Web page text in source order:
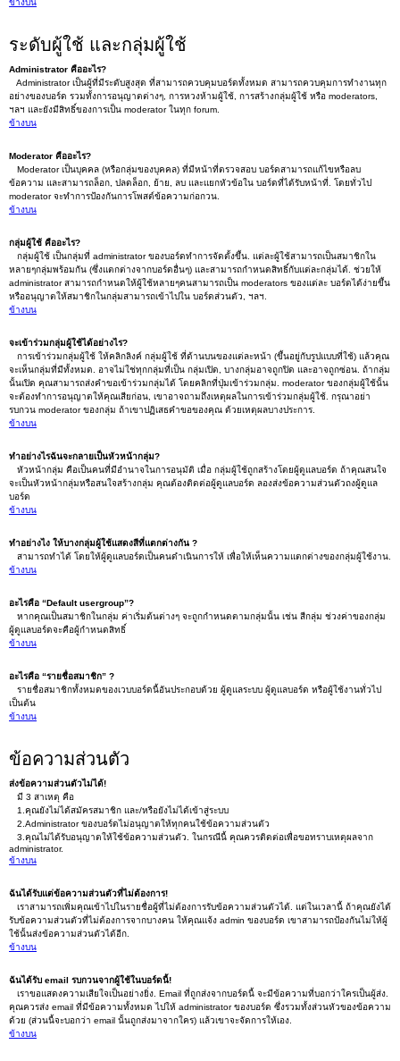
ข้างบน
ระดับผู้ใช้ และกลุ่มผู้ใช้
Administrator คืออะไร?
Administrator เป็นผู้ที่มีระดับสูงสุด ที่สามารถควบคุมบอร์ดทั้งหมด สามารถควบคุมการทำงานทุก
อย่างของบอร์ด รวมทั้งการอนุญาตต่างๆ, การหวงห้ามผู้ใช้, การสร้างกลุ่มผู้ใช้ หรือ moderators,
ฯลฯ และยังมีสิทธิ์ของการเป็น moderator ในทุก forum.
ข้างบน
Moderator คืออะไร?
Moderator เป็นบุคคล (หรือกลุ่มของบุคคล) ที่มีหน้าที่ตรวจสอบ บอร์ดสามารถแก้ไขหรือลบ
ข้อความ และสามารถล็อก, ปลดล็อก, ย้าย, ลบ และแยกหัวข้อใน บอร์ดที่ได้รับหน้าที่. โดยทั่วไป
moderator จะทำการป้องกันการโพสต์ข้อความก่อกวน.
ข้างบน
กลุ่มผู้ใช้ คืออะไร?
กลุ่มผู้ใช้ เป็นกลุ่มที่ administrator ของบอร์ดทำการจัดตั้งขึ้น. แต่ละผู้ใช้สามารถเป็นสมาชิกใน
หลายๆกลุ่มพร้อมกัน (ซึ่งแตกต่างจากบอร์ดอื่นๆ) และสามารถกำหนดสิทธิ์กับแต่ละกลุ่มได้. ช่วยให้
administrator สามารถกำหนดให้ผู้ใช้หลายๆคนสามารถเป็น moderators ของแต่ละ บอร์ดได้ง่ายขึ้น
หรืออนุญาตให้สมาชิกในกลุ่มสามารถเข้าไปใน บอร์ดส่วนตัว, ฯลฯ.
ข้างบน
จะเข้าร่วมกลุ่มผู้ใช้ได้อย่างไร?
การเข้าร่วมกลุ่มผู้ใช้ ให้คลิกลิงค์ กลุ่มผู้ใช้ ที่ด้านบนของแต่ละหน้า (ขึ้นอยู่กับรูปแบบที่ใช้) แล้วคุณ
จะเห็นกลุ่มที่มีทั้งหมด. อาจไม่ใช่ทุกกลุ่มที่เป็น กลุ่มเปิด, บางกลุ่มอาจถูกปิด และอาจถูกซ่อน. ถ้ากลุ่ม
นั้นเปิด คุณสามารถส่งคำขอเข้าร่วมกลุ่มได้ โดยคลิกที่ปุ่มเข้าร่วมกลุ่ม. moderator ของกลุ่มผู้ใช้นั้น
จะต้องทำการอนุญาตให้คุณเสียก่อน, เขาอาจถามถึงเหตุผลในการเข้าร่วมกลุ่มผู้ใช้. กรุณาอย่า
รบกวน moderator ของกลุ่ม ถ้าเขาปฏิเสธคำขอของคุณ ด้วยเหตุผลบางประการ.
ข้างบน
ทำอย่างไรฉันจะกลายเป็นหัวหน้ากลุ่ม?
หัวหน้ากลุ่ม คือเป็นคนที่มีอำนาจในการอนุมัติ เมื่อ กลุ่มผู้ใช้ถูกสร้างโดยผู้ดูแลบอร์ด ถ้าคุณสนใจ
จะเป็นหัวหน้ากลุ่มหรือสนใจสร้างกลุ่ม คุณต้องติดต่อผู้ดูแลบอร์ด ลองส่งข้อความส่วนตัวถงผู้ดูแล
บอร์ด
ข้างบน
ทำอย่างไง ให้บางกลุ่มผู้ใช้แสดงสีที่แตกต่างกัน ?
สามารถทำได้ โดยให้ผู้ดูแลบอร์ดเป็นคนดำเนินการให้ เพื่อให้เห็นความแตกต่างของกลุ่มผู้ใช้งาน.
ข้างบน
อะไรคือ “Default usergroup”?
หากคุณเป็นสมาชิกในกลุ่ม ค่าเริ่มต้นต่างๆ จะถูกกำหนดตามกลุ่มนั้น เช่น สีกลุ่ม ช่วงค่าของกลุ่ม
ผู้ดูแลบอร์ดจะคือผู้กำหนดสิทธิ์
ข้างบน
อะไรคือ “รายชื่อสมาชิก” ?
รายชื่อสมาชิกทั้งหมดของเวบบอร์ดนี้อันประกอบด้วย ผู้ดูแลระบบ ผู้ดูแลบอร์ด หรือผู้ใช้งานทั่วไป
เป็นต้น
ข้างบน
ข้อความส่วนตัว
ส่งข้อความส่วนตัวไม่ได้!
มี 3 สาเหตุ คือ
1.คุณยังไม่ได้สมัครสมาชิก และ/หรือยังไม่ได้เข้าสู่ระบบ
2.Administrator ของบอร์ดไม่อนุญาตให้ทุกคนใช้ข้อความส่วนตัว
3.คุณไม่ได้รับอนุญาตให้ใช้ข้อความส่วนตัว. ในกรณีนี้ คุณควรติดต่อเพื่อขอทราบเหตุผลจาก
administrator.
ข้างบน
ฉันได้รับแต่ข้อความส่วนตัวที่ไม่ต้องการ!
เราสามารถเพิ่มคุณเข้าไปในรายชื่อผู้ที่ไม่ต้องการรับข้อความส่วนตัวได้. แต่ในเวลานี้ ถ้าคุณยังได้
รับข้อความส่วนตัวที่ไม่ต้องการจากบางคน ให้คุณแจ้ง admin ของบอร์ด เขาสามารถป้องกันไม่ให้ผู้
ใช้นั้นส่งข้อความส่วนตัวได้อีก.
ข้างบน
ฉันได้รับ email รบกวนจากผู้ใช้ในบอร์ดนี้!
เราขอแสดงความเสียใจเป็นอย่างยิ่ง. Email ที่ถูกส่งจากบอร์ดนี้ จะมีข้อความที่บอกว่าใครเป็นผู้ส่ง.
คุณควรส่ง email ที่มีข้อความทั้งหมด ไปให้ administrator ของบอร์ด ซึ่งรวมทั้งส่วนหัวของข้อความ
ด้วย (ส่วนนี้จะบอกว่า email นั้นถูกส่งมาจากใคร) แล้วเขาจะจัดการให้เอง.
ข้างบน